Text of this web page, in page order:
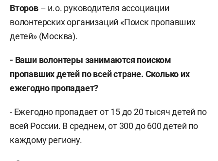
Второв– и.о. руководителя ассоциации
волонтерских организаций «Поиск пропавших
детей» (Москва).
- Ваши волонтеры занимаются поиском
пропавших детей по всей стране. Сколько их
ежегодно пропадает?
- Ежегодно пропадает от 15 до 20 тысяч детей по
всей России. В среднем, от 300 до 600 детей по
каждому региону.